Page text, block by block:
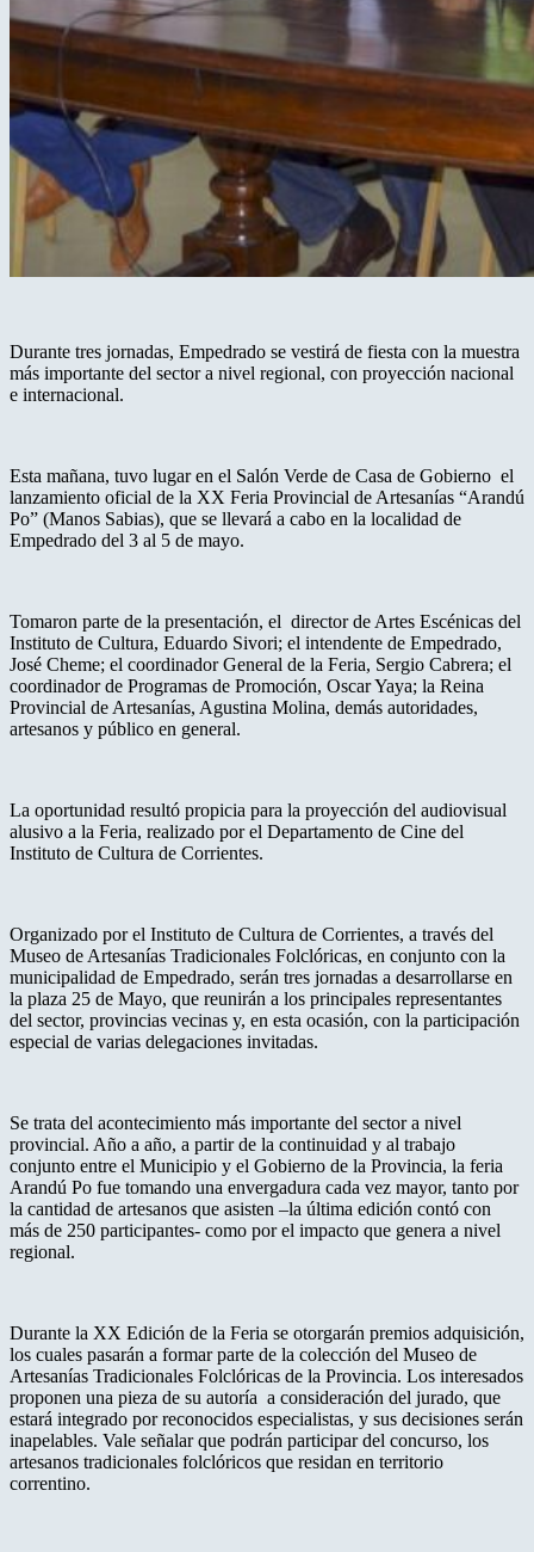
Durante tres jornadas, Empedrado se vestirá de fiesta con la muestra
más importante del sector a nivel regional, con proyección nacional
e internacional.
Esta mañana, tuvo lugar en el Salón Verde de Casa de Gobierno el
lanzamiento oficial de la XX Feria Provincial de Artesanías “Arandú
Po” (Manos Sabias), que se llevará a cabo en la localidad de
Empedrado del 3 al 5 de mayo.
Tomaron parte de la presentación, el director de Artes Escénicas del
Instituto de Cultura, Eduardo Sivori; el intendente de Empedrado,
José Cheme; el coordinador General de la Feria, Sergio Cabrera; el
coordinador de Programas de Promoción, Oscar Yaya; la Reina
Provincial de Artesanías, Agustina Molina, demás autoridades,
artesanos y público en general.
La oportunidad resultó propicia para la proyección del audiovisual
alusivo a la Feria, realizado por el Departamento de Cine del
Instituto de Cultura de Corrientes.
Organizado por el Instituto de Cultura de Corrientes, a través del
Museo de Artesanías Tradicionales Folclóricas, en conjunto con la
municipalidad de Empedrado, serán tres jornadas a desarrollarse en
la plaza 25 de Mayo, que reunirán a los principales representantes
del sector, provincias vecinas y, en esta ocasión, con la participación
especial de varias delegaciones invitadas.
Se trata del acontecimiento más importante del sector a nivel
provincial. Año a año, a partir de la continuidad y al trabajo
conjunto entre el Municipio y el Gobierno de la Provincia, la feria
Arandú Po fue tomando una envergadura cada vez mayor, tanto por
la cantidad de artesanos que asisten –la última edición contó con
más de 250 participantes- como por el impacto que genera a nivel
regional.
Durante la XX Edición de la Feria se otorgarán premios adquisición,
los cuales pasarán a formar parte de la colección del Museo de
Artesanías Tradicionales Folclóricas de la Provincia. Los interesados
proponen una pieza de su autoría a consideración del jurado, que
estará integrado por reconocidos especialistas, y sus decisiones serán
inapelables. Vale señalar que podrán participar del concurso, los
artesanos tradicionales folclóricos que residan en territorio
correntino.